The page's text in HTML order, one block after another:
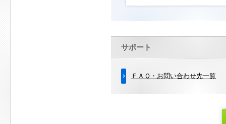
サポート
ＦＡＱ・お問い合わせ先一覧